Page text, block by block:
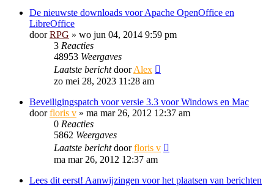
De nieuwste downloads voor Apache OpenOffice en
LibreOffice
doorRPG » wo jun 04, 2014 9:59 pm
3 Reacties
48953 Weergaves
Laatste berichtdoorAlex
zo mei 28, 2023 11:28 am
Beveiligingspatch voor versie 3.3 voor Windows en Mac
doorfloris v » ma mar 26, 2012 12:37 am
0 Reacties
5862 Weergaves
Laatste berichtdoorfloris v
ma mar 26, 2012 12:37 am
Lees dit eerst! Aanwijzingen voor het plaatsen van berichten